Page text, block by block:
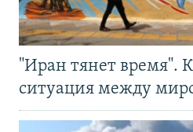
"Иран тянет время".
ситуация между